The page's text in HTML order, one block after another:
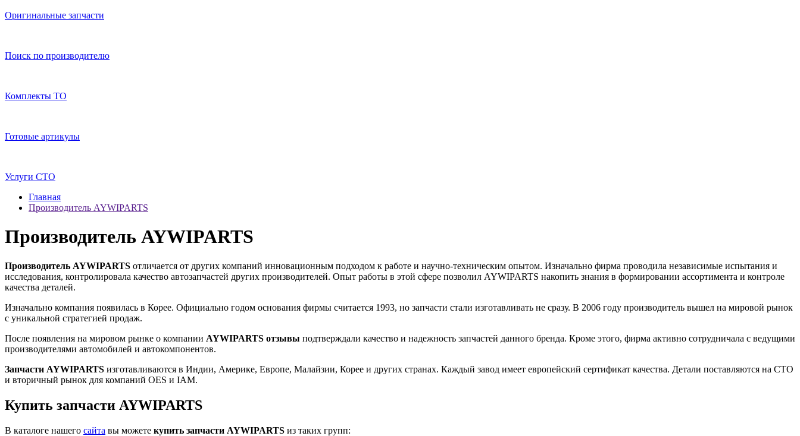
Оригинальные запчасти
Поиск по производителю
Комплекты ТО
Готовые артикулы
Услуги СТО
Главная
Производитель AYWIPARTS
Производитель AYWIPARTS
Производитель AYWIPARTS отличается от других компаний инновационным подходом к работе и научно-техническим опытом. Изначально фирма проводила независимые испытания и
исследования, контролировала качество автозапчастей других производителей. Опыт работы в этой сфере позволил AYWIPARTS накопить знания в формировании ассортимента и контроле
качества деталей.
Изначально компания появилась в Корее. Официально годом основания фирмы считается 1993, но запчасти стали изготавливать не сразу. В 2006 году производитель вышел на мировой рынок
с уникальной стратегией продаж.
После появления на мировом рынке о компании AYWIPARTS отзывы подтверждали качество и надежность запчастей данного бренда. Кроме этого, фирма активно сотрудничала с ведущими
производителями автомобилей и автокомпонентов.
Запчасти AYWIPARTS изготавливаются в Индии, Америке, Европе, Малайзии, Корее и других странах. Каждый завод имеет европейский сертификат качества. Детали поставляются на СТО
и вторичный рынок для компаний OES и IAM.
Купить запчасти AYWIPARTS
В каталоге нашего сайта вы можете купить запчасти AYWIPARTS из таких групп: